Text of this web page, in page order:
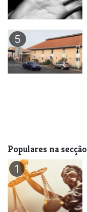
5
Populares na secção
1